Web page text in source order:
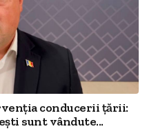
conducerii țării:
sunt vândute...